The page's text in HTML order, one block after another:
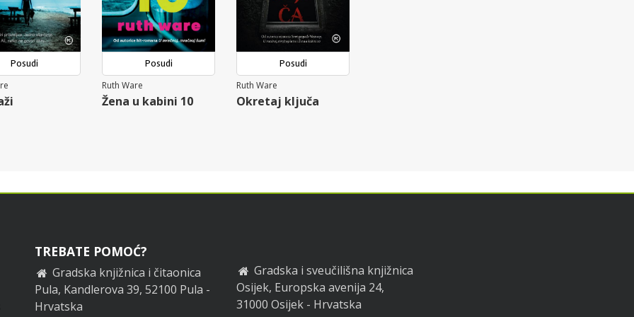
Posudi
Posudi
Ruth Ware
Žena u kabini 10
Posudi
Ruth Ware
Okretaj ključa
TREBATE POMOĆ?
Gradska knjižnica i čitaonica
Pula, Kandlerova 39, 52100 Pula -
Hrvatska
Gradska i sveučilišna knjižnica
Osijek, Europska avenija 24,
31000 Osijek - Hrvatska